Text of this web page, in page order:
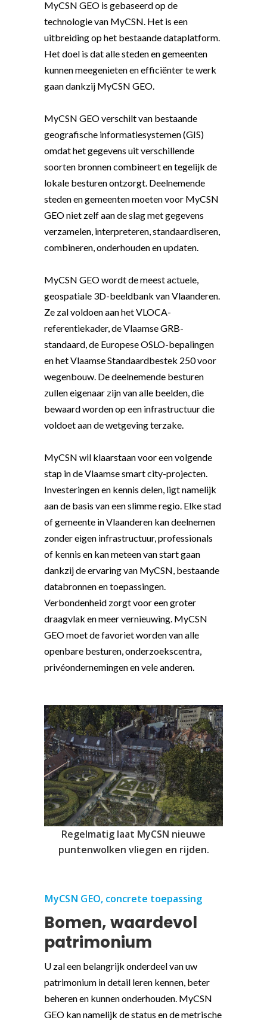
MyCSN GEO is gebaseerd op de
technologie van MyCSN. Het is een
uitbreiding op het bestaande dataplatform.
Het doel is dat alle steden en gemeenten
kunnen meegenieten en efficiënter te werk
gaan dankzij MyCSN GEO.
MyCSN GEO verschilt van bestaande
geografische informatiesystemen (GIS)
omdat het gegevens uit verschillende
soorten bronnen combineert en tegelijk de
lokale besturen ontzorgt. Deelnemende
steden en gemeenten moeten voor MyCSN
GEO niet zelf aan de slag met gegevens
verzamelen, interpreteren, standaardiseren,
combineren, onderhouden en updaten.
MyCSN GEO wordt de meest actuele,
geospatiale 3D-beeldbank van Vlaanderen.
Ze zal voldoen aan het VLOCA-
referentiekader, de Vlaamse GRB-
standaard, de Europese OSLO-bepalingen
en het Vlaamse Standaardbestek 250 voor
wegenbouw. De deelnemende besturen
zullen eigenaar zijn van alle beelden, die
bewaard worden op een infrastructuur die
voldoet aan de wetgeving terzake.
MyCSN wil klaarstaan voor een volgende
stap in de Vlaamse smart city-projecten.
Investeringen en kennis delen, ligt namelijk
aan de basis van een slimme regio. Elke stad
of gemeente in Vlaanderen kan deelnemen
zonder eigen infrastructuur, professionals
of kennis en kan meteen van start gaan
dankzij de ervaring van MyCSN, bestaande
databronnen en toepassingen.
Verbondenheid zorgt voor een groter
draagvlak en meer vernieuwing. MyCSN
GEO moet de favoriet worden van alle
openbare besturen, onderzoekscentra,
privéondernemingen en vele anderen.
Regelmatig laat MyCSN nieuwe
puntenwolken vliegen en rijden.
MyCSN GEO, concrete toepassing
Bomen, waardevol
patrimonium
U zal een belangrijk onderdeel van uw
patrimonium in detail leren kennen, beter
beheren en kunnen onderhouden. MyCSN
GEO kan namelijk de status en de metrische